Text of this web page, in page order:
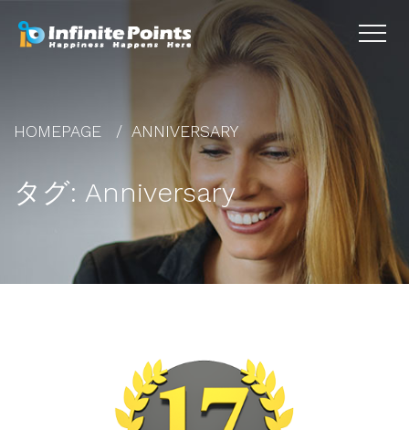
HOMEPAGE ANNIVERSARY
タグ: Anniversary